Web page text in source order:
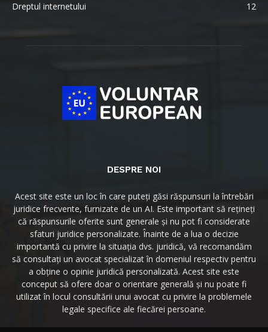
Dreptul internetului
12
DESPRE NOI
Acest site este un loc în care puteți găsi răspunsuri la întrebări
juridice frecvente, furnizate de un AI. Este important să rețineți
că răspunsurile oferite sunt generale și nu pot fi considerate
sfaturi juridice personalizate. Înainte de a lua o decizie
importantă cu privire la situația dvs. juridică, vă recomandăm
să consultați un avocat specializat în domeniul respectiv pentru
a obține o opinie juridică personalizată. Acest site este
conceput să ofere doar o orientare generală și nu poate fi
utilizat în locul consultării unui avocat cu privire la problemele
legale specifice ale fiecărei persoane.